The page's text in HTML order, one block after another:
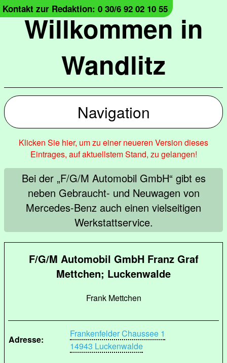
Willkommen in
Wandlitz
Kontakt zur Redaktion: 0 30/6 92 02 10 55
Navigation
Klicken Sie hier, um zu einer neueren Version dieses
Eintrages, auf aktuellstem Stand, zu gelangen!
Bei der „F/G/M Automobil GmbH“ gibt es
neben Gebraucht- und Neuwagen von
Mercedes-Benz auch einen vielseitigen
Werkstattservice.
F/G/M Automobil GmbH Franz Graf
Mettchen; Luckenwalde
Frank Mettchen
Adresse:
Frankenfelder Chaussee 1
14943 Luckenwalde